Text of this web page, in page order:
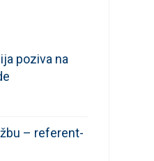
poziva na
– referent-